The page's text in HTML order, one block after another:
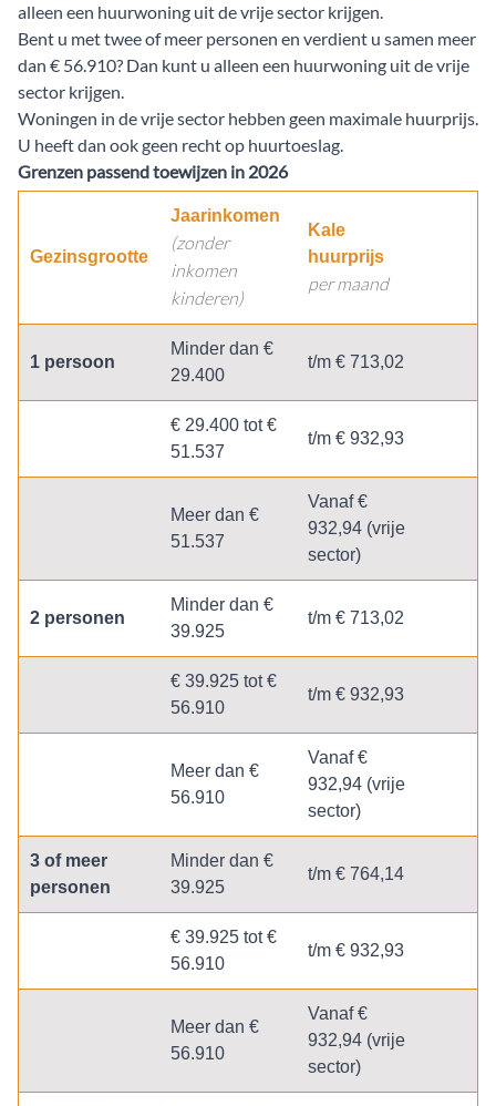
alleen een huurwoning uit de vrije sector krijgen.
Bent u met twee of meer personen en verdient u samen meer
dan € 56.910? Dan kunt u alleen een huurwoning uit de vrije
sector krijgen.
Woningen in de vrije sector hebben geen maximale huurprijs.
U heeft dan ook geen recht op huurtoeslag.
Grenzen passend toewijzen in 2026
Gezinsgrootte
Jaarinkomen
(zonder
inkomen
kinderen)
Kale
huurprijs
per maand
1 persoon
Minder dan €
29.400
t/m € 713,02
€ 29.400 tot €
51.537
t/m € 932,93
Meer dan €
51.537
Vanaf €
932,94 (vrije
sector)
2 personen
Minder dan €
39.925
t/m € 713,02
€ 39.925 tot €
56.910
t/m € 932,93
Meer dan €
56.910
Vanaf €
932,94 (vrije
sector)
3 of meer
personen
Minder dan €
39.925
t/m € 764,14
€ 39.925 tot €
56.910
t/m € 932,93
Meer dan €
56.910
Vanaf €
932,94 (vrije
sector)